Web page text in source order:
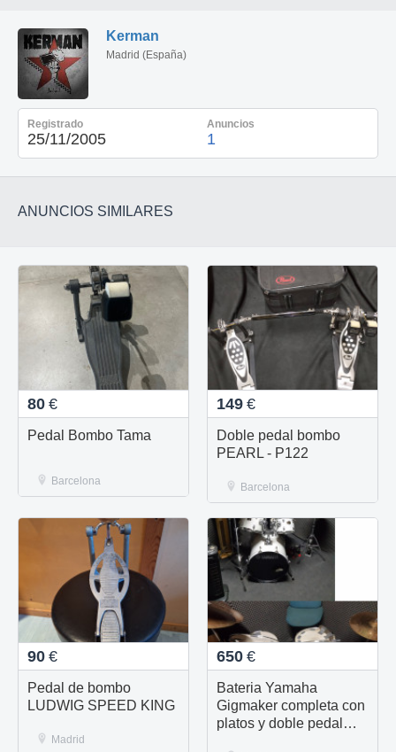
Kerman
Madrid (España)
Registrado
25/11/2005
Anuncios
1
ANUNCIOS SIMILARES
80 €
Pedal Bombo Tama
Barcelona
149 €
Doble pedal bombo
PEARL - P122
Barcelona
90 €
Pedal de bombo
LUDWIG SPEED KING
Madrid
650 €
Bateria Yamaha
Gigmaker completa con
platos y doble pedal